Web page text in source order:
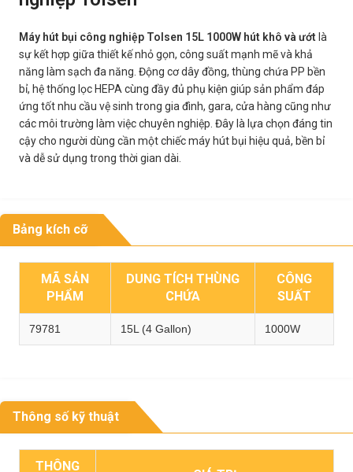
Máy hút bụi công nghiệp Tolsen 15L 1000W hút khô và ướt là
sự kết hợp giữa thiết kế nhỏ gọn, công suất mạnh mẽ và khả
năng làm sạch đa năng. Động cơ dây đồng, thùng chứa PP bền
bỉ, hệ thống lọc HEPA cùng đầy đủ phụ kiện giúp sản phẩm đáp
ứng tốt nhu cầu vệ sinh trong gia đình, gara, cửa hàng cũng như
các môi trường làm việc chuyên nghiệp. Đây là lựa chọn đáng tin
cậy cho người dùng cần một chiếc máy hút bụi hiệu quả, bền bỉ
và dễ sử dụng trong thời gian dài.
Bảng kích cỡ
MÃ SẢN
PHẨM
DUNG TÍCH THÙNG
CHỨA
CÔNG
SUẤT
79781 15L (4 Gallon) 1000W
Thông số kỹ thuật
THÔNG